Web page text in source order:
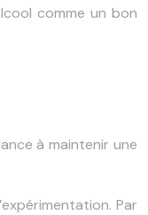
comme un bon
à maintenir une
Par